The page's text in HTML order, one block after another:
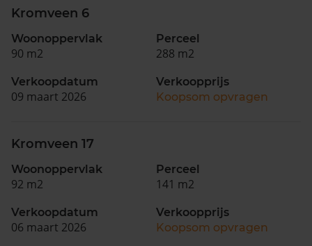
Kromveen 6
Woonoppervlak
90 m2
Perceel
288 m2
Verkoopdatum
09 maart 2026
Verkoopprijs
Koopsom opvragen
Kromveen 17
Woonoppervlak
92 m2
Perceel
141 m2
Verkoopdatum
06 maart 2026
Verkoopprijs
Koopsom opvragen